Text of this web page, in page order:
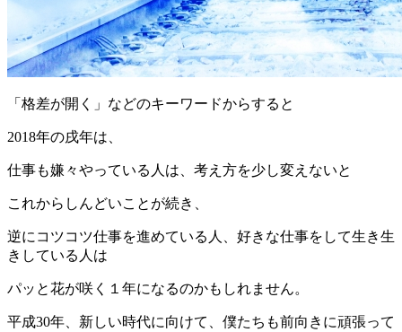
「格差が開く」などのキーワードからすると
2018年の戌年は、
仕事も嫌々やっている人は、考え方を少し変えないと
これからしんどいことが続き、
逆にコツコツ仕事を進めている人、好きな仕事をして生き生
きしている人は
パッと花が咲く１年になるのかもしれません。
平成30年、新しい時代に向けて、僕たちも前向きに頑張って